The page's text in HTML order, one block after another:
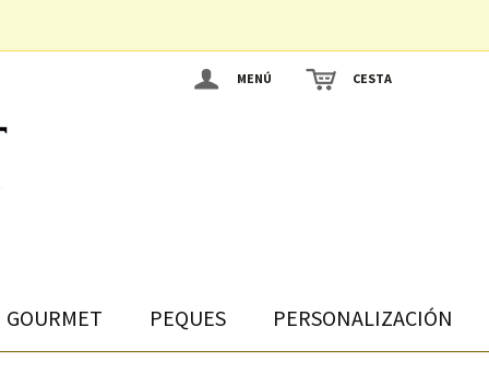
MENÚ CESTA
GOURMET PEQUES PERSONALIZACIÓN